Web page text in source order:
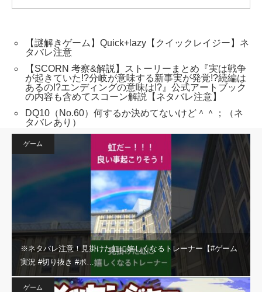
【謎解きゲーム】Quick+lazy【クイックレイジー】ネ
タバレ注意
【SCORN 考察&解説】ストーリーまとめ『実は戦争
が起きていた!?分岐が意味する新事実が発覚!?続編は
あるの!?エンディングの意味は!?』公式アートブック
の内容も含めてスコーン解説【ネタバレ注意】
DQ10（No.60）何するか決めてないけど＾＾；（ネ
タバレあり）
ゲーム
※ネタバレ注意！見掛けた虹に嬉しくなるトレーナー【#ゲーム
実況 #切り抜き #ポ…
ゲーム